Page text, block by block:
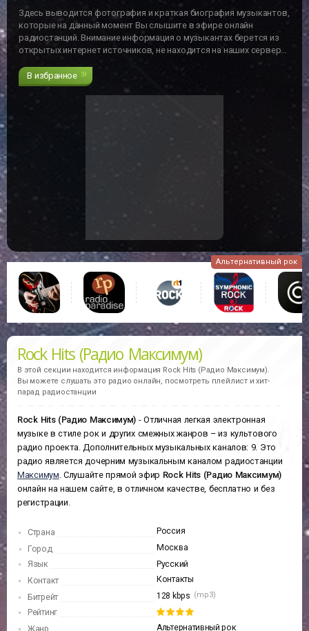
Здесь выводится фотография и краткая биография музыкантов,
которые на данный момент Вы слышите в эфире онлайн
радиостанций. Внимание информация о музыкантах берется из
открытых интернет источников, не находится на наших серверах
В избранное 59
Альтернативный рок
Rock Hits (Радио Максимум)
В этой секции находится информация Rock Hits (Радио Максимум).
Вы можете слушать это радио онлайн, посмотреть плейлист и хит-
парад радиостанции
Rock Hits (Радио Максимум) - Отличная легкая электронная
музыке в стиле рок и других смежных жанров – из культового
радио проекта. Дополнительных музыкальных каналов: 9. Это
радио является дочерним музыкальным каналом радиостанции
Максимум . Слушайте прямой эфир Rock Hits (Радио Максимум)
онлайн на нашем сайте, в отличном качестве, бесплатно и без
регистрации.
Страна
Россия
Город
Москва
Язык
Русский
Контакт
Контакты
Битрейт
128 kbps (mp3)
Рейтинг
Альтернативный рок